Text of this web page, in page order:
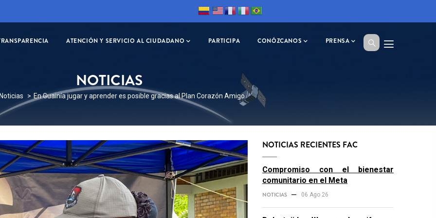
ATENCIÓN Y SERVICIO AL CIUDADANO PARTICIPA CONÓZCANOS PRENSA
NOTICIAS
Noticias En Guainía jugar y aprender es posible gracias al Plan Corazón Amigo
NOTICIAS RECIENTES FAC
Compromiso con el bienestar
comunitario en el Meta
NOTICIAS 06 Ago 26